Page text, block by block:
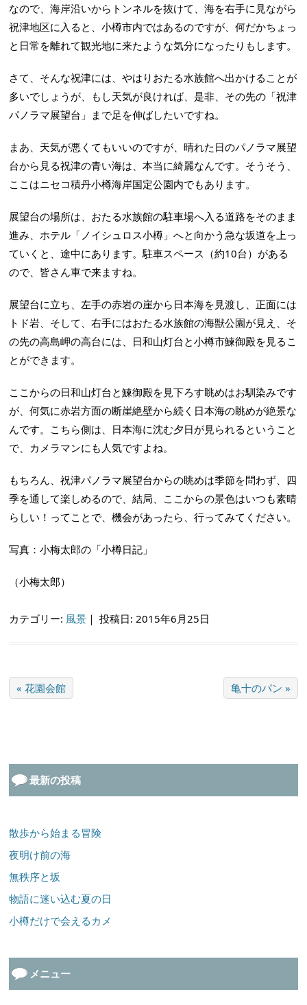
なので、海岸沿いからトンネルを抜けて、海を右手に見ながら
祝津地区に入ると、小樽市内ではあるのですが、何だかちょっ
と日常を離れて観光地に来たような気分になったりもします。
さて、そんな祝津には、やはりおたる水族館へ出かけることが
多いでしょうが、もし天気が良ければ、是非、その先の「祝津
パノラマ展望台」まで足を伸ばしたいですね。
まあ、天気が悪くてもいいのですが、晴れた日のパノラマ展望
台から見る祝津の青い海は、本当に綺麗なんです。そうそう、
ここはニセコ積丹小樽海岸国定公園内でもあります。
展望台の場所は、おたる水族館の駐車場へ入る道路をそのまま
進み、ホテル「ノイシュロス小樽」へと向かう急な坂道を上っ
ていくと、途中にあります。駐車スペース（約10台）がある
ので、皆さん車で来ますね。
展望台に立ち、左手の赤岩の崖から日本海を見渡し、正面には
トド岩、そして、右手にはおたる水族館の海獣公園が見え、そ
の先の高島岬の高台には、日和山灯台と小樽市鰊御殿を見るこ
とができます。
ここからの日和山灯台と鰊御殿を見下ろす眺めはお馴染みです
が、何気に赤岩方面の断崖絶壁から続く日本海の眺めが絶景な
んです。こちら側は、日本海に沈む夕日が見られるということ
で、カメラマンにも人気ですよね。
もちろん、祝津パノラマ展望台からの眺めは季節を問わず、四
季を通して楽しめるので、結局、ここからの景色はいつも素晴
らしい！ってことで、機会があったら、行ってみてください。
写真：小梅太郎の「小樽日記」
（小梅太郎）
カテゴリー: 風景 ｜投稿日: 2015年6月25日
« 花園会館 亀十のパン »
最新の投稿
散歩から始まる冒険
夜明け前の海
無秩序と坂
物語に迷い込む夏の日
小樽だけで会えるカメ
メニュー